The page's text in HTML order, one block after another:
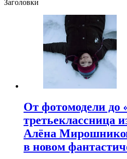
Заголовки
От фотомодели до
третьеклассница
Алёна
в новом